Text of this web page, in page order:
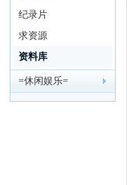
剧
纪录片
求资源
资料库
=休闲娱乐=